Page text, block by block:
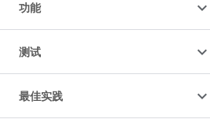
功能
测试
最佳实践